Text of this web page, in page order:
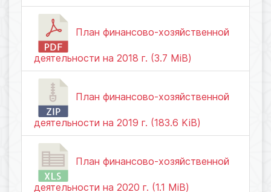
План финансово-хозяйственной
деятельности на 2018 г. (3.7 MiB)
План финансово-хозяйственной
деятельности на 2019 г. (183.6 KiB)
План финансово-хозяйственной
деятельности на 2020 г. (1.1 MiB)